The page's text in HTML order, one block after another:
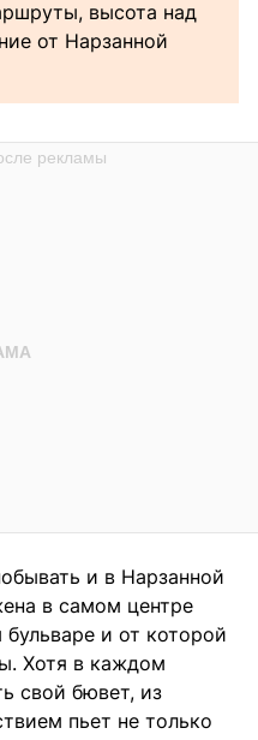
высота над
от Нарзанной
и в Нарзанной
в самом центре
и от которой
Хотя в каждом
свой бювет, из
пьет не только